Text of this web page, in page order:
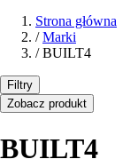
Strona główna
/ Marki
/ BUILT4
Filtry
Zobacz produkt
BUILT4